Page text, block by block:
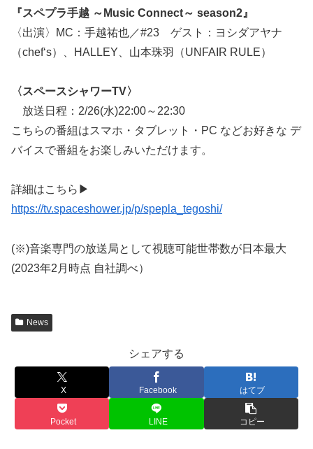
『スペプラ手越 ～Music Connect～ season2』
〈出演〉MC：手越祐也／#23 ゲスト：ヨシダアヤナ
（chef‘s）、HALLEY、山本珠羽（UNFAIR RULE）
〈スペースシャワーTV〉
放送日程：2/26(水)22:00～22:30
こちらの番組はスマホ・タブレット・PC などお好きな デ
バイスで番組をお楽しみいただけます。
詳細はこちら▶
https://tv.spaceshower.jp/p/spepla_tegoshi/
(※)音楽専門の放送局として視聴可能世帯数が日本最大
(2023年2月時点 自社調べ）
News
シェアする
X Facebook はてブ
Pocket LINE コピー